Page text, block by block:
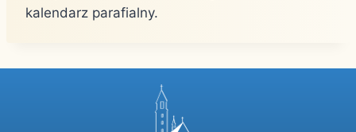
kalendarz parafialny.